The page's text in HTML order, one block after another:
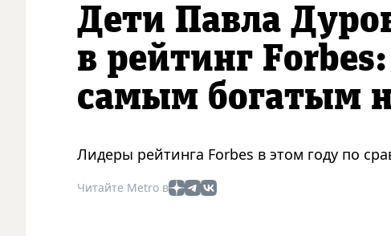
Дети Павла
в рейтинг
самым богатым
Лидеры рейтинга Forbes в этом году по
Читайте Metro в